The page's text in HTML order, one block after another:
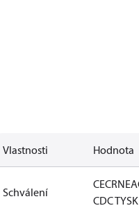
Vlastnosti Hodnota
Schválení
CECRN
CDC TYSK